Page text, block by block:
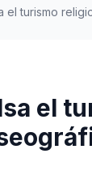
el turismo
el